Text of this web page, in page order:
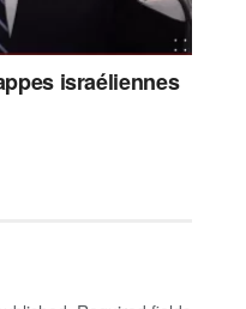
israéliennes